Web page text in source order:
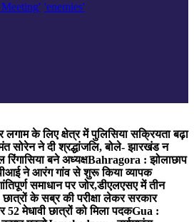
'enemies'
लगाम के लिए क्षेत्र में पुलिसिया सक्रियता बढ़ा
सोरेन ने दी श्रद्धांजलि, बोले- झारखंड न
बने अध्यक्षBahragora : झोलाछाप
ने आरंग गांव से शुरू किया व्यापक
समाधान पर जोर,डीएलएसए में तीन
के सब्र की परीक्षा लेकर सरकार
52 मेधावी छात्रों को मिला पदकGua :